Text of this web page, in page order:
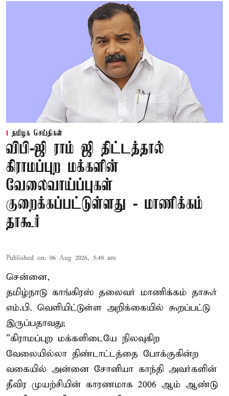
தமிழக செய்திகள்
விபி-ஜி ராம் ஜி திட்டத்தால்
கிராமப்புற மக்களின்
வேலைவாய்ப்புகள்
குறைக்கப்பட்டுள்ளது - மாணிக்கம்
தாகூர்
Published on: 06 Aug 2026, 5:49 am
சென்னை,
தமிழ்நாடு காங்கிரஸ் தலைவர் மாணிக்கம் தாகூர்
எம்.பி. வெளியிட்டுள்ள அறிக்கையில் கூறப்பட்டு
இருப்பதாவது;
”கிராமப்புற மக்களிடையே நிலவுகிற
வேலையில்லா திண்டாட்டத்தை போக்குகின்ற
வகையில் அன்னை சோனியா காந்தி அவர்களின்
தீவிர முயற்சியின் காரணமாக 2006 ஆம் ஆண்டு